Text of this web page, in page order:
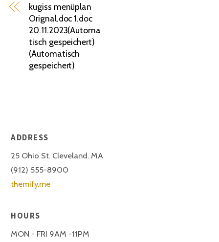
kugiss menüplan
Orignal.doc 1.doc
20.11.2023(Automa
tisch gespeichert)
(Automatisch
gespeichert)
ADDRESS
25 Ohio St. Cleveland. MA
(912) 555-8900
themify.me
HOURS
MON - FRI 9AM -11PM